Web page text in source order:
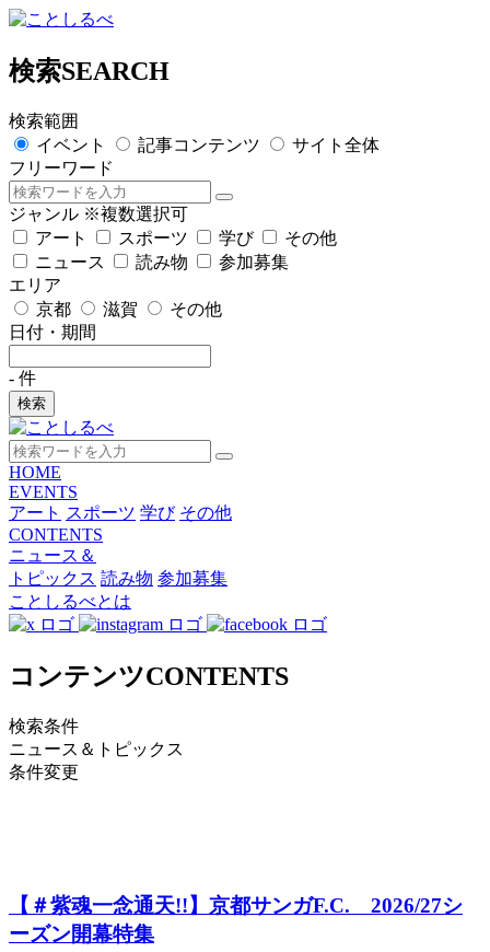
検索SEARCH
検索範囲
イベント
記事コンテンツ
サイト全体
フリーワード
ジャンル ※複数選択可
アート
スポーツ 学び
その他
ニュース
読み物
参加募集
エリア
京都
滋賀
その他
日付・期間
- 件
検索
HOME
EVENTS
アート スポーツ 学び その他
CONTENTS
ニュース＆
トピックス 読み物 参加募集
ことしるべとは
コンテンツCONTENTS
検索条件
ニュース＆トピックス
条件変更
【＃紫魂一念通天!!】京都サンガF.C. 2026/27シ
ーズン開幕特集